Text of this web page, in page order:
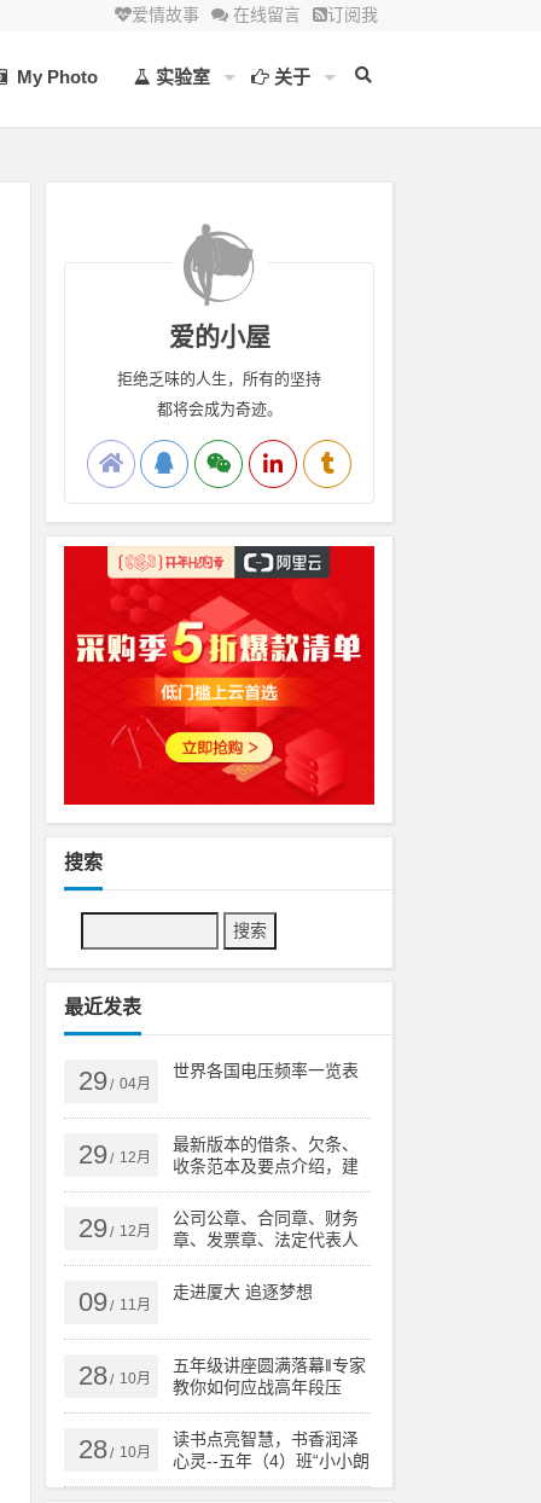
爱情故事 在线留言 订阅我
My Photo 实验室 关于
爱的小屋
拒绝乏味的人生，所有的坚持
都将会成为奇迹。
搜索
最近发表
29/ 04月
世界各国电压频率一览表
29/ 12月
最新版本的借条、欠条、
收条范本及要点介绍，建
议收藏
29/ 12月
公司公章、合同章、财务
章、发票章、法定代表人
印章有什么区别？
09/ 11月
走进厦大 追逐梦想
28/ 10月
五年级讲座圆满落幕‖专家
教你如何应战高年段压
力！
28/ 10月
读书点亮智慧，书香润泽
心灵--五年（4）班“小小朗
读者”活动